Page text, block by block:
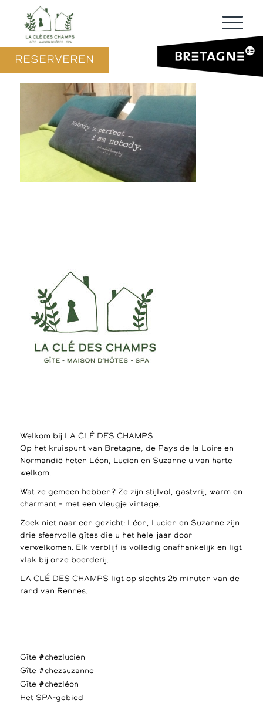
RESERVEREN
Welkom bij LA CLÉ DES CHAMPS
Op het kruispunt van Bretagne, de Pays de la Loire en
Normandië heten Léon, Lucien en Suzanne u van harte
welkom.
Wat ze gemeen hebben? Ze zijn stijlvol, gastvrij, warm en
charmant – met een vleugje vintage.
Zoek niet naar een gezicht: Léon, Lucien en Suzanne zijn
drie sfeervolle gîtes die u het hele jaar door
verwelkomen. Elk verblijf is volledig onafhankelijk en ligt
vlak bij onze boerderij.
LA CLÉ DES CHAMPS ligt op slechts 25 minuten van de
rand van Rennes.
Gîte #chezlucien
Gîte #chezsuzanne
Gîte #chezléon
Het SPA-gebied